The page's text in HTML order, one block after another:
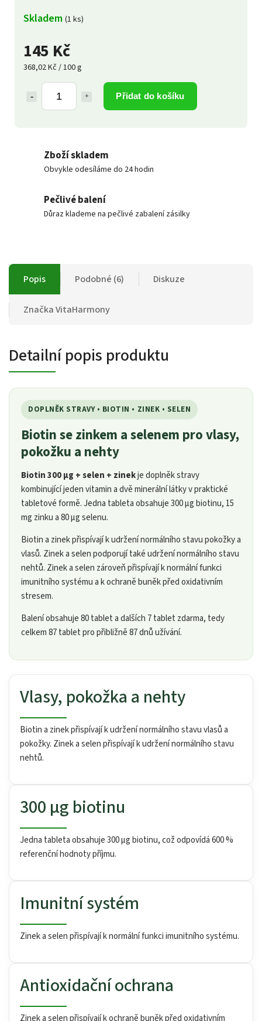
145 Kč
368,02 Kč / 100 g
Přidat do košíku
Skladem (1 ks)
Zboží skladem
Obvykle odesíláme do 24 hodin
Pečlivé balení
Důraz klademe na pečlivé zabalení zásilky
Popis Podobné (6) Diskuze
ZnačkaVitaHarmony
Detailní popis produktu
DOPLNĚK STRAVY • BIOTIN • ZINEK • SELEN
Biotin se zinkem a selenem pro vlasy,
pokožku a nehty
Biotin 300 µg + selen + zinekje doplněk stravy
kombinující jeden vitamin a dvě minerální látky v praktické
tabletové formě. Jedna tableta obsahuje 300 µg biotinu, 15
mg zinku a 80 µg selenu.
Biotin a zinek přispívají k udržení normálního stavu pokožky a
vlasů. Zinek a selen podporují také udržení normálního stavu
nehtů. Zinek a selen zároveň přispívají k normální funkci
imunitního systému a k ochraně buněk před oxidativním
stresem.
Balení obsahuje 80 tablet a dalších 7 tablet zdarma, tedy
celkem 87 tablet pro přibližně 87 dnů užívání.
Vlasy, pokožka a nehty
Biotin a zinek přispívají k udržení normálního stavu vlasů a
pokožky. Zinek a selen přispívají k udržení normálního stavu
nehtů.
300 µg biotinu
Jedna tableta obsahuje 300 µg biotinu, což odpovídá 600 %
referenční hodnoty příjmu.
Imunitní systém
Zinek a selen přispívají k normální funkci imunitního systému.
Antioxidační ochrana
Zinek a selen přispívají k ochraně buněk před oxidativním